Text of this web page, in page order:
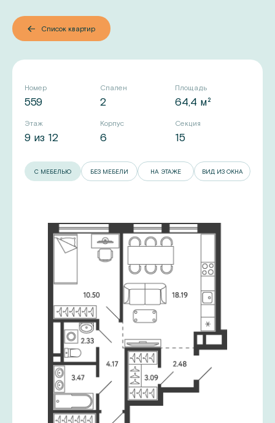
Список квартир
Номер
559
Спален
2
Площадь
64,4 м²
Этаж
9 из 12
Корпус
6
Секция
15
С МЕБЕЛЬЮ БЕЗ МЕБЕЛИ НА ЭТАЖЕ ВИД ИЗ ОКНА